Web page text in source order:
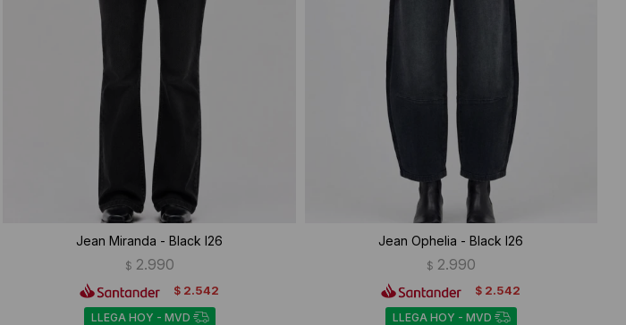
Jean Miranda - Black I26
$ 2.990
$ 2.542
LLEGA HOY - MVD
Jean Ophelia - Black I26
$ 2.990
$ 2.542
LLEGA HOY - MVD